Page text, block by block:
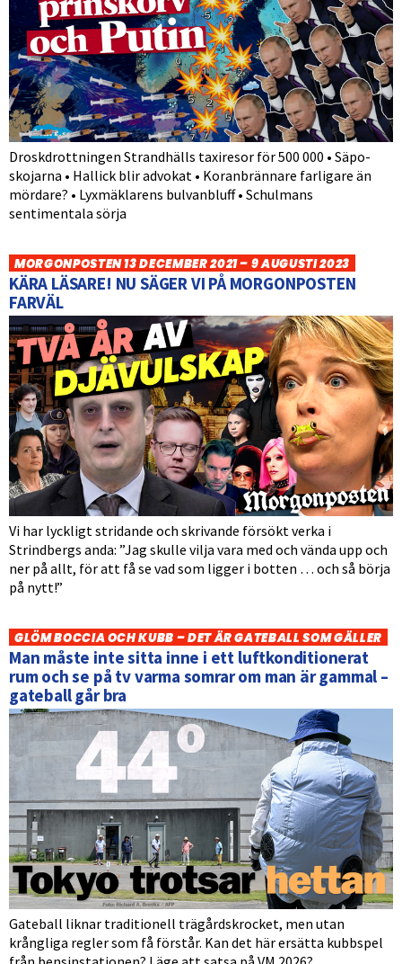
Droskdrottningen Strandhälls taxiresor för 500 000 • Säpo-
skojarna • Hallick blir advokat • Koranbrännare farligare än
mördare? • Lyxmäklarens bulvanbluff • Schulmans
sentimentala sörja
MORGONPOSTEN 13 DECEMBER 2021 – 9 AUGUSTI 2023
KÄRA LÄSARE! NU SÄGER VI PÅ MORGONPOSTEN
FARVÄL
Vi har lyckligt stridande och skrivande försökt verka i
Strindbergs anda: ”Jag skulle vilja vara med och vända upp och
ner på allt, för att få se vad som ligger i botten … och så börja
på nytt!”
GLÖM BOCCIA OCH KUBB – DET ÄR GATEBALL SOM GÄLLER
Man måste inte sitta inne i ett luftkonditionerat
rum och se på tv varma somrar om man är gammal –
gateball går bra
Gateball liknar traditionell trägårdskrocket, men utan
krångliga regler som få förstår. Kan det här ersätta kubbspel